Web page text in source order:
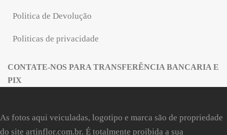
Politica de Devolução
Politicas de privacidade
CONTATE-NOS PARA TRANSFERÊNCIA BANCARIA E
PIX
As fotos aqui veiculadas, logotipo e marca são de propriedade
do site artinflor.com.br. É totalmente proibida a sua